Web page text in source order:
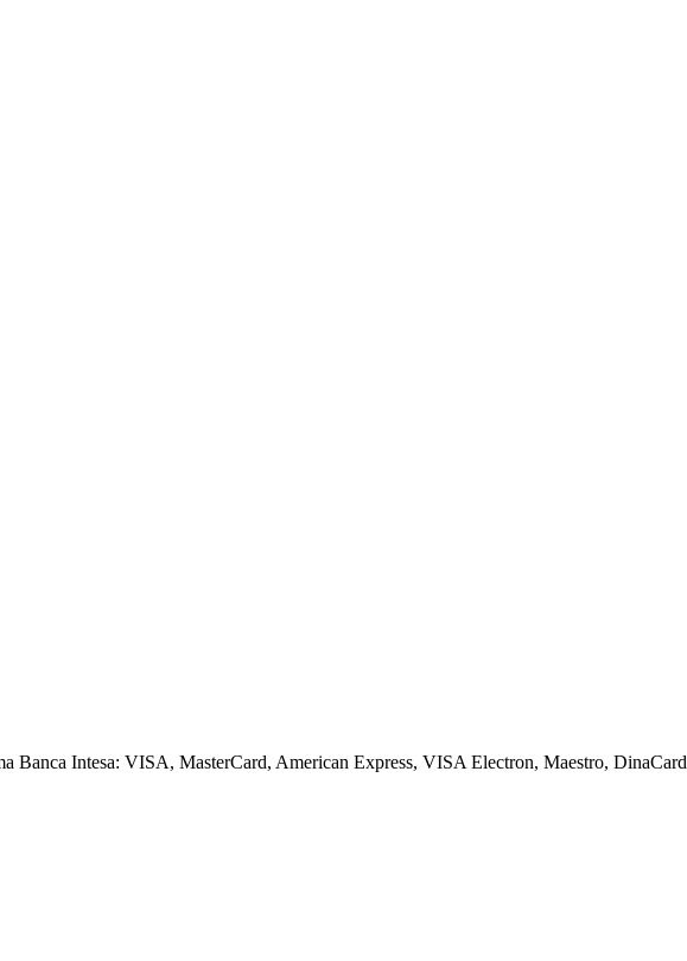
Banca Intesa: VISA, MasterCard, American Express, VISA Electron, Maestro, DinaCard